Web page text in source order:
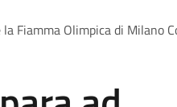
Fiamma Olimpica di Milano